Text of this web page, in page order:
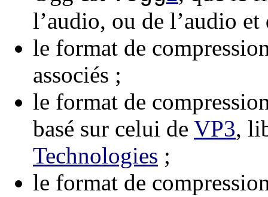
l’audio, ou de l’audio
le format de
associés ;
le format de
basé sur celui de VP3,
Technologies ;
le format de